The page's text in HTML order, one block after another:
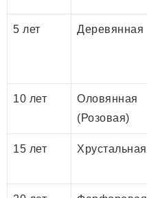
5 лет Деревянная
10 лет
Оловянная
(Розовая)
15 лет Хрустальная